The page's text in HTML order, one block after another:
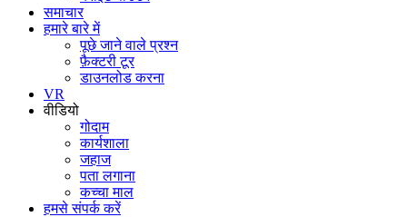
समाचार
हमारे बारे में
पूछे जाने वाले प्रश्न
फ़ैक्टरी टूर
डाउनलोड करना
VR
वीडियो
गोदाम
कार्यशाला
जहाज
पता लगाना
कच्चा माल
हमसे संपर्क करें